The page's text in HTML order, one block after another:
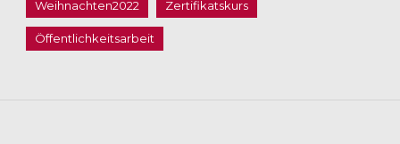
Weihnachten2022 Zertifikatskurs
Öffentlichkeitsarbeit